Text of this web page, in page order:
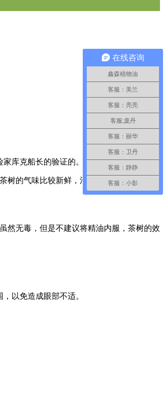
库克船长的验证的。
的气味比较新鲜，清香中带辣，明显的消
然无毒，但是不建议将精油内服，茶树的效
以免造成眼部不适。
在线咨询
鑫森植物油
客服：美兰
客服：亮亮
客服;庞丹
客服：丽华
客服：卫丹
客服：静静
客服：小影